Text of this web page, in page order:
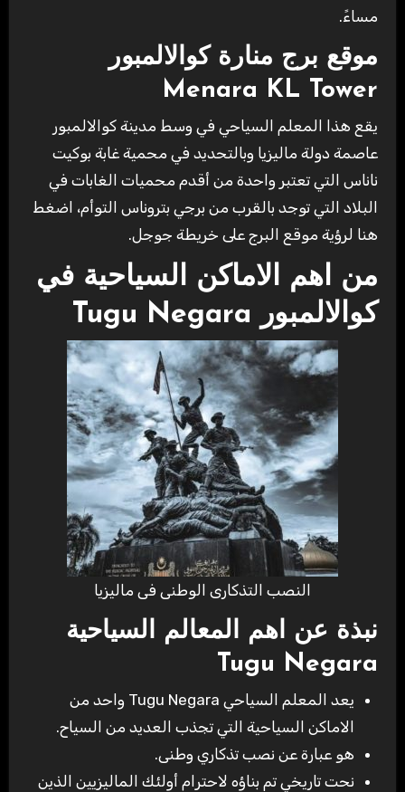
مساءً.
موقع برج منارة كوالالمبور
Menara KL Tower
يقع هذا المعلم السياحي في وسط مدينة كوالالمبور
عاصمة دولة ماليزيا وبالتحديد في محمية غابة بوكيت
ناناس التي تعتبر واحدة من أقدم محميات الغابات في
البلاد التي توجد بالقرب من برجي بتروناس التوأم، اضغط
هنا لرؤية موقع البرج على خريطة جوجل.
من اهم الاماكن السياحية في
كوالالمبور Tugu Negara
النصب التذكارى الوطنى فى ماليزيا
نبذة عن اهم المعالم السياحية
Tugu Negara
يعد المعلم السياحي Tugu Negara واحد من
الاماكن السياحية التي تجذب العديد من السياح.
هو عبارة عن نصب تذكاري وطنى.
نحت تاريخي تم بناؤه لاحترام أولئك الماليزيين الذين